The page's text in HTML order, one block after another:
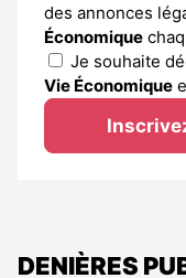
des annonces
Économique
Je souhaite
Vie Économique
DENIÈRES